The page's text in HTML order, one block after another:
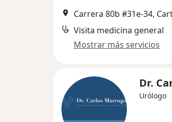
Carrera 80b #31e-34,
Visita medicina general
Mostrar más servicios
Dr.
Urólogo